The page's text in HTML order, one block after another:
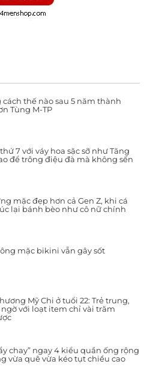
thế nào sau 5 năm thành
Tùng M-TP
7 với váy hoa sặc sỡ như Tăng
để trông điệu đà mà không sến
mặc đẹp hơn cả Gen Z, khi cá
lại bánh bèo như cô nữ chính
mặc bikini vẫn gây sốt
Mỹ Chi ở tuổi 22: Trẻ trung,
với loạt item chỉ vài trăm
chay” ngay 4 kiểu quần ống rộng
vừa quê vừa kéo tụt chiều cao